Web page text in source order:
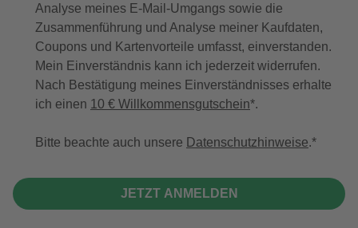
Analyse meines E-Mail-Umgangs sowie die
Zusammenführung und Analyse meiner Kaufdaten,
Coupons und Kartenvorteile umfasst, einverstanden.
Mein Einverständnis kann ich jederzeit widerrufen.
Nach Bestätigung meines Einverständnisses erhalte
ich einen 10 € Willkommensgutschein*.
Bitte beachte auch unsere Datenschutzhinweise.
JETZT ANMELDEN